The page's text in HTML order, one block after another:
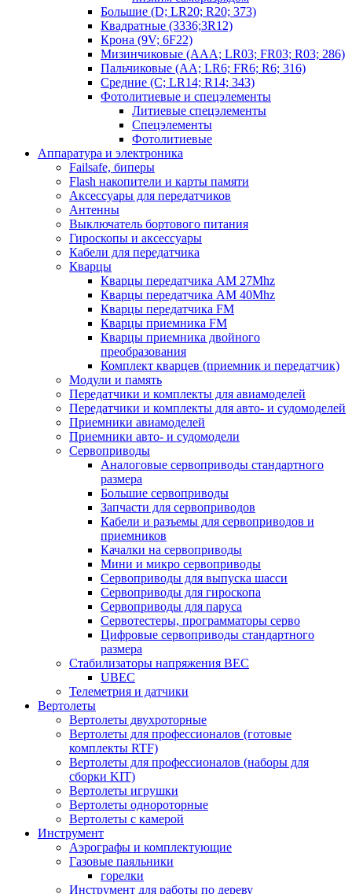
Большие (D; LR20; R20; 373)
Квадратные (3336;3R12)
Крона (9V; 6F22)
Мизинчиковые (AAA; LR03; FR03; R03; 286)
Пальчиковые (AA; LR6; FR6; R6; 316)
Средние (C; LR14; R14; 343)
Фотолитиевые и спецэлементы
Литиевые спецэлементы
Спецэлементы
Фотолитиевые
Аппаратура и электроника
Failsafe, биперы
Flash накопители и карты памяти
Аксессуары для передатчиков
Антенны
Выключатель бортового питания
Гироскопы и аксессуары
Кабели для передатчика
Кварцы
Кварцы передатчика AM 27Mhz
Кварцы передатчика AM 40Mhz
Кварцы передатчика FM
Кварцы приемника FM
Кварцы приемника двойного
преобразования
Комплект кварцев (приемник и передатчик)
Модули и память
Передатчики и комплекты для авиамоделей
Передатчики и комплекты для авто- и судомоделей
Приемники авиамоделей
Приемники авто- и судомодели
Сервоприводы
Аналоговые сервоприводы стандартного
размера
Большие сервоприводы
Запчасти для сервоприводов
Кабели и разъемы для сервоприводов и
приемников
Качалки на сервоприводы
Мини и микро сервоприводы
Сервоприводы для выпуска шасси
Сервоприводы для гироскопа
Сервоприводы для паруса
Сервотестеры, программаторы серво
Цифровые сервоприводы стандартного
размера
Стабилизаторы напряжения BEC
UBEC
Телеметрия и датчики
Вертолеты
Вертолеты двухроторные
Вертолеты для профессионалов (готовые
комплекты RTF)
Вертолеты для профессионалов (наборы для
сборки KIT)
Вертолеты игрушки
Вертолеты однороторные
Вертолеты с камерой
Инструмент
Аэрографы и комплектующие
Газовые паяльники
горелки
Инструмент для работы по дереву